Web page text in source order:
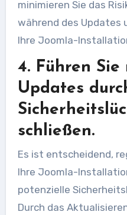
minimieren Sie das
während des Updates
Ihre Joomla-
4. Führen
Updates
schließen.
Es ist entscheidend,
Ihre Joomla-
potenzielle
Durch das